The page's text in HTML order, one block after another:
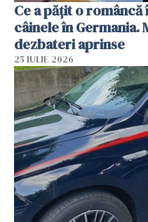
Ce a pățit o
câinele în Germania.
dezbateri aprinse
25 IULIE 2026